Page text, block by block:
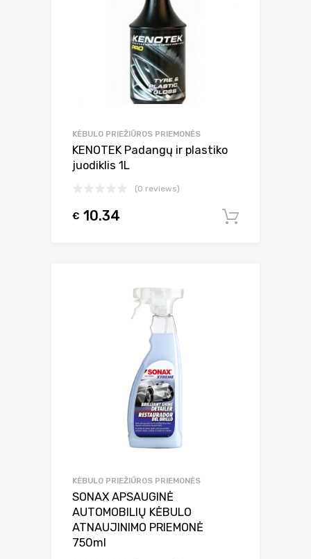
KĖBULO PRIEŽIŪROS PRIEMONĖS
KENOTEK Padangų ir plastiko
juodiklis 1L
(0 reviews)
€ 10.34
KĖBULO PRIEŽIŪROS PRIEMONĖS
SONAX APSAUGINĖ
AUTOMOBILIŲ KĖBULO
ATNAUJINIMO PRIEMONĖ
750ml